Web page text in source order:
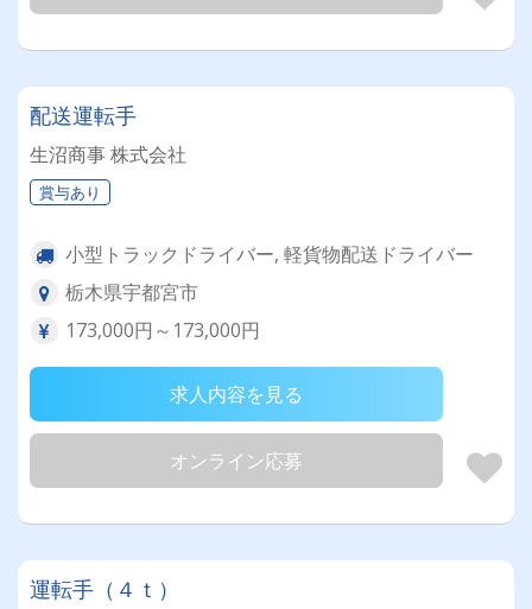
配送運転手
生沼商事 株式会社
賞与あり
小型トラックドライバー, 軽貨物配送ドライバー
栃木県宇都宮市
173,000円～173,000円
求人内容を見る
オンライン応募
運転手（４ｔ）